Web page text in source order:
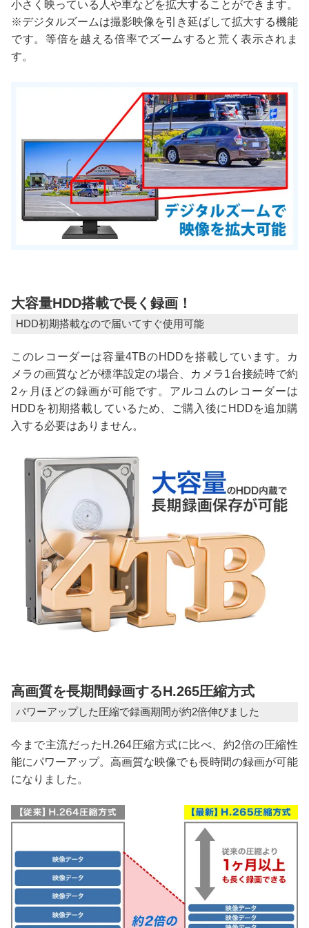
小さく映っている人や車などを拡大することができます。
※デジタルズームは撮影映像を引き延ばして拡大する機能
です。等倍を越える倍率でズームすると荒く表示されま
す。
大容量HDD搭載で長く録画！
HDD初期搭載なので届いてすぐ使用可能
このレコーダーは容量4TBのHDDを搭載しています。カ
メラの画質などが標準設定の場合、カメラ1台接続時で約
2ヶ月ほどの録画が可能です。アルコムのレコーダーは
HDDを初期搭載しているため、ご購入後にHDDを追加購
入する必要はありません。
高画質を長期間録画するH.265圧縮方式
パワーアップした圧縮で録画期間が約2倍伸びました
今まで主流だったH.264圧縮方式に比べ、約2倍の圧縮性
能にパワーアップ。高画質な映像でも長時間の録画が可能
になりました。